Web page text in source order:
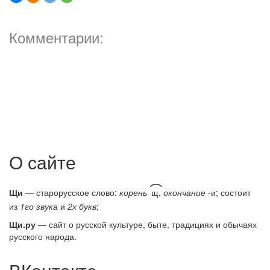
Комментарии:
О сайте
Щи — старорусское слово: корень ͡щ, окончание -и; состоит
из 1го звука и 2х букв;
Щи.ру — сайт о русской культуре, быте, традициях и обычаях
русского народа.